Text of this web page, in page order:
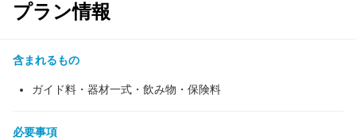
プラン情報
含まれるもの
ガイド料・器材一式・飲み物・保険料
必要事項